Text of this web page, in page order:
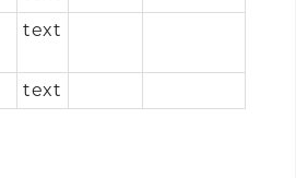
text
text